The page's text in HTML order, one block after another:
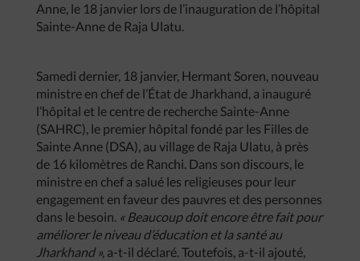
Anne, le 18 janvier lors de l’inauguration de l’hôpital
Sainte-Anne de Raja Ulatu.
Samedi dernier, 18 janvier, Hermant Soren, nouveau
ministre en chef de l’État de Jharkhand, a inauguré
l’hôpital et le centre de recherche Sainte-Anne
(SAHRC), le premier hôpital fondé par les Filles de
Sainte Anne (DSA), au village de Raja Ulatu, à près
de 16 kilomètres de Ranchi. Dans son discours, le
ministre en chef a salué les religieuses pour leur
engagement en faveur des pauvres et des personnes
dans le besoin. « Beaucoup doit encore être fait pour
améliorer le niveau d’éducation et la santé au
Jharkhand », a-t-il déclaré. Toutefois, a-t-il ajouté,